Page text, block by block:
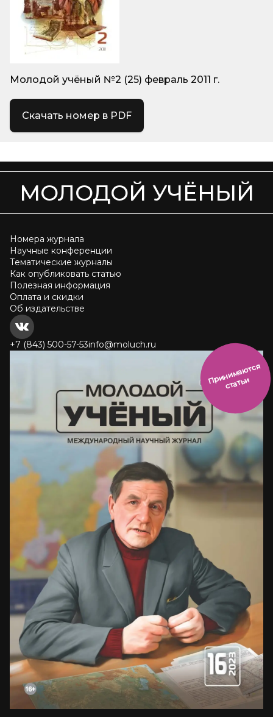
Молодой учёный №2 (25) февраль 2011 г.
Скачать номер в PDF
МОЛОДОЙ УЧЁНЫЙ
Номера журнала
Научные конференции
Тематические журналы
Как опубликовать статью
Полезная информация
Оплата и скидки
Об издательстве
+7 (843) 500-57-53info@moluch.ru
П
р
и
н
и
м
а
ют
с
я
ст
ать
и